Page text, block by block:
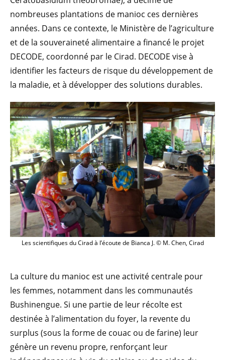
nombreuses plantations de manioc ces dernières
années. Dans ce contexte, le Ministère de l’agriculture
et de la souveraineté alimentaire a financé le projet
DECODE, coordonné par le Cirad. DECODE vise à
identifier les facteurs de risque du développement de
la maladie, et à développer des solutions durables.
Les scientifiques du Cirad à l’écoute de Bianca J. © M. Chen, Cirad
La culture du manioc est une activité centrale pour
les femmes, notamment dans les communautés
Bushinengue. Si une partie de leur récolte est
destinée à l’alimentation du foyer, la revente du
surplus (sous la forme de couac ou de farine) leur
génère un revenu propre, renforçant leur